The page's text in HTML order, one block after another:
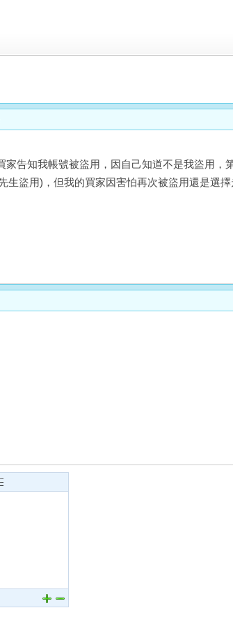
家告知我帳號被盜用，因自己知道不是我盜用
生盜用)，但我的買家因害怕再次被盜用還是選